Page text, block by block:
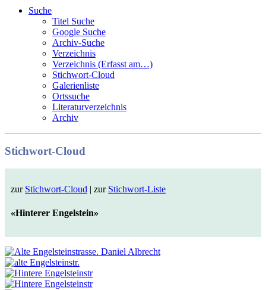
Suche
Titel Suche
Google Suche
Archiv-Suche
Verzeichnis
Verzeichnis (Erfasst am…)
Stichwort-Cloud
Galerienliste
Ortssuche
Literaturverzeichnis
Archiv
Stichwort-Cloud
zur Stichwort-Cloud | zur Stichwort-Liste
«Hinterer Engelstein»